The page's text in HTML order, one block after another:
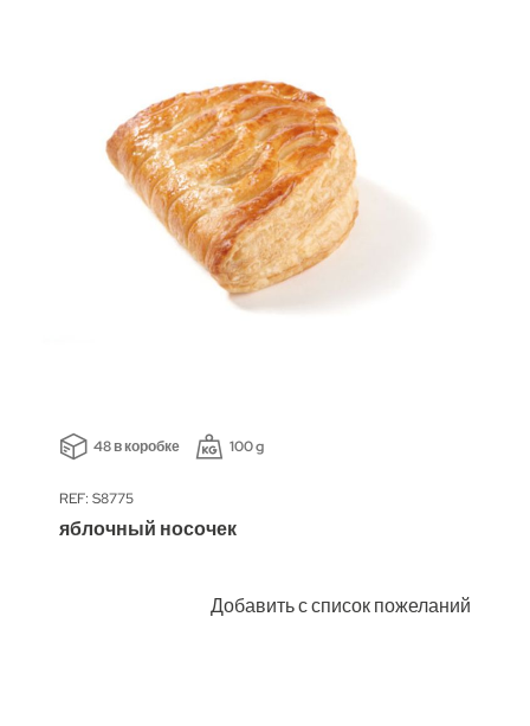
48 в коробке 100 g
REF: S8775
яблочный носочек
Добавить с список пожеланий